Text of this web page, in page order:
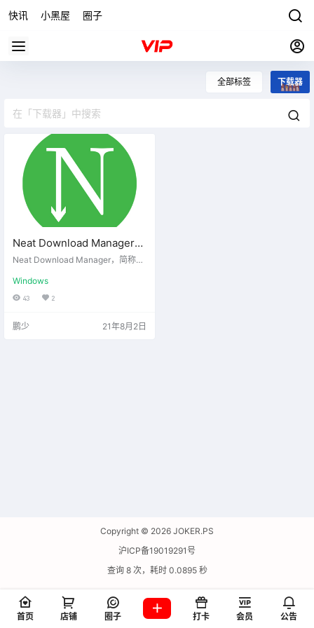
快讯 小黑屋 圈子
全部标签 下载器
Neat Download Manager下
载器 v1.3.0 汉化单文件
Neat Download Manager，简称N
这款免费轻量级的下载管理器，采
用动态分段算法下载文件，支持断
文件。功能虽然没有大名鼎鼎的IDM
Windows
43 2
鹏少 21年8月2日
Copyright © 2026 JOKER.PS
沪ICP备19019291号
查询 8 次，耗时 0.0895 秒
首页 店铺 圈子 打卡 会员 公告